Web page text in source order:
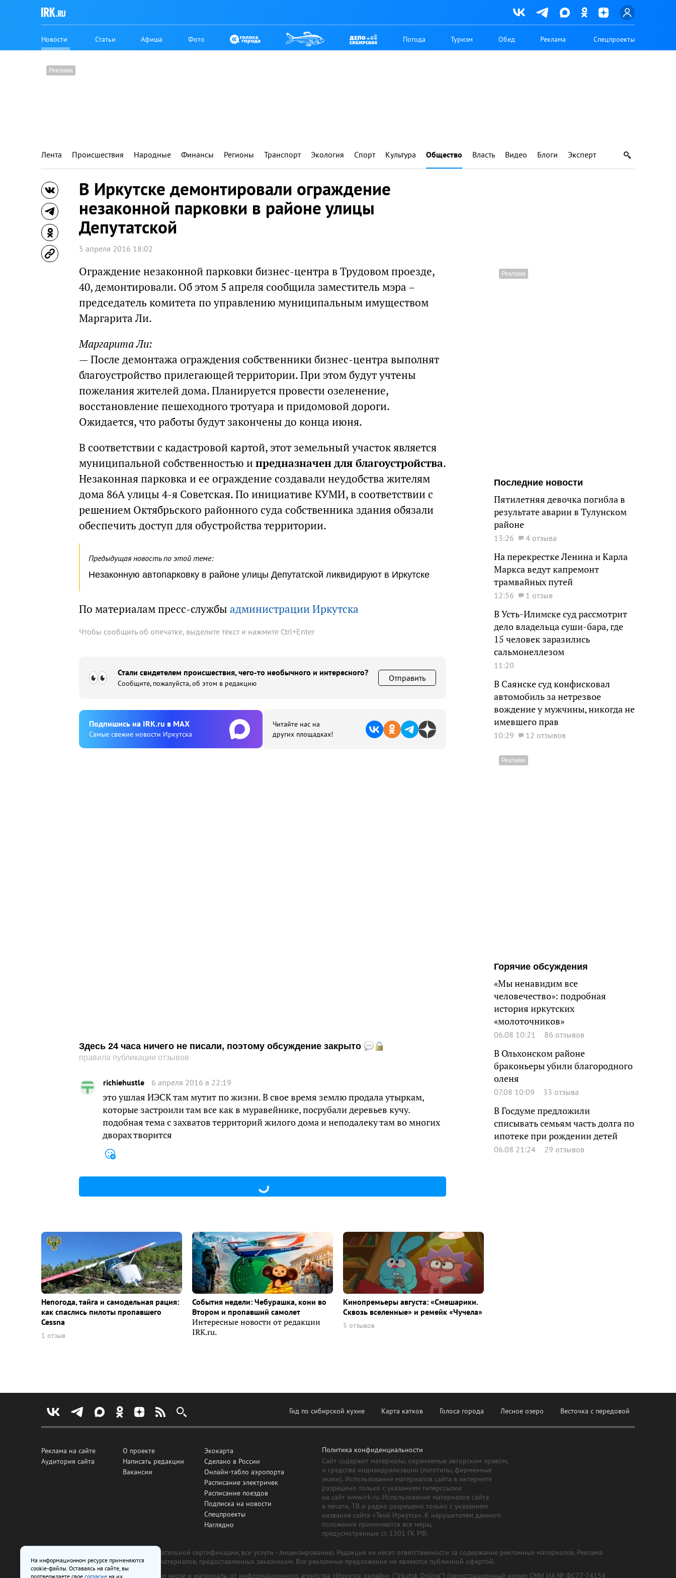
Новости Статьи Афиша Фото Погода Туризм Обед Реклама Спецпроекты
Лента Происшествия Народные Финансы Регионы Транспорт Экология Спорт Культура Общество Власть Видео Блоги Эксперт
В Иркутске демонтировали ограждение
незаконной парковки в районе улицы
Депутатской
5 апреля 2016 18:02
Ограждение незаконной парковки бизнес-центра в Трудовом проезде,
40, демонтировали. Об этом 5 апреля сообщила заместитель мэра –
председатель комитета по управлению муниципальным имуществом
Маргарита Ли.
Маргарита Ли:
— После демонтажа ограждения собственники бизнес-центра выполнят
благоустройство прилегающей территории. При этом будут учтены
пожелания жителей дома. Планируется провести озеленение,
восстановление пешеходного тротуара и придомовой дороги.
Ожидается, что работы будут закончены до конца июня.
В соответствии с кадастровой картой, этот земельный участок является
муниципальной собственностью и предназначен для благоустройства.
Незаконная парковка и ее ограждение создавали неудобства жителям
дома 86А улицы 4-я Советская. По инициативе КУМИ, в соответствии с
решением Октябрьского районного суда собственника здания обязали
обеспечить доступ для обустройства территории.
Предыдущая новость по этой теме:
Незаконную автопарковку в районе улицы Депутатской ликвидируют в Иркутске
По материалам пресс-службы администрации Иркутска
Чтобы сообщить об опечатке, выделите текст и нажмите Ctrl+Enter
Стали свидетелем происшествия, чего-то необычного и интересного?
Сообщите, пожалуйста, об этом в редакцию
Отправить
Подпишиcь на IRK.ru в MAX
Cамые свежие новости Иркутска
Читайте нас на
других площадках!
Здесь 24 часа ничего не писали, поэтому обсуждение закрыто
правила публикации отзывов
richiehustle 6 апреля 2016 в 22:19
это ушлая ИЭСК там мутит по жизни. В свое время землю продала утыркам,
которые застроили там все как в муравейнике, посрубали деревьев кучу.
подобная тема с захватов территорий жилого дома и неподалеку там во многих
дворах творится
Последние новости
Пятилетняя девочка погибла в
результате аварии в Тулунском
районе
13:26 4 отзыва
На перекрестке Ленина и Карла
Маркса ведут капремонт
трамвайных путей
12:56 1 отзыв
В Усть-Илимске суд рассмотрит
дело владельца суши-бара, где
15 человек заразились
сальмонеллезом
11:20
В Саянске суд конфисковал
автомобиль за нетрезвое
вождение у мужчины, никогда не
имевшего прав
10:29 12 отзывов
Горячие обсуждения
«Мы ненавидим все
человечество»: подробная
история иркутских
«молоточников»
06.08 10:21 86 отзывов
В Ольхонском районе
браконьеры убили благородного
оленя
07.08 10:09 33 отзыва
В Госдуме предложили
списывать семьям часть долга по
ипотеке при рождении детей
06.08 21:24 29 отзывов
Непогода, тайга и самодельная рация:
как спаслись пилоты пропавшего
Cessna
1 отзыв
События недели: Чебурашка, кони во
Втором и пропавший самолет
Интересные новости от редакции
IRK.ru.
Кинопремьеры августа: «Смешарики.
Сквозь вселенные» и ремейк «Чучела»
5 отзывов
Гид по сибирской кухне Карта катков Голоса города Лесное озеро Весточка с передовой
Реклама на сайте
Аудитория сайта
О проекте
Написать редакции
Вакансии
Экокарта
Сделано в России
Онлайн-табло аэропорта
Расписание электричек
Расписание поездов
Подписка на новости
Спецпроекты
Наглядно
Политика конфиденциальности
Сайт содержит материалы, охраняемые авторским правом,
и средства индивидуализации (логотипы, фирменные
знаки). Использование материалов сайта в интернете
разрешено только с указанием гиперссылки
на сайт www.irk.ru. Использование материалов сайта
в печати, ТВ и радио разрешено только с указанием
названия сайта «Твой Иркутск». К нарушителям данного
положения применяются все меры,
предусмотренные ст. 1301 ГК РФ.
Все рекламные товары подлежат обязательной сертификации, все услуги - лицензированию. Редакция не несет ответственности за содержание рекламных материалов. Реклама
изготовлена и размещена на основе материалов, предоставленных заказчиком. Все рекламные предложения не являются публичной офертой.
На сайте www.irk.ru размещаются в том числе и материалы от информационного агентства «Иркутск онлайн» ("Irkutsk Online") (регистрационный номер СМИ ИА № ФС77-74154
На информационном ресурсе применяются
cookie-файлы. Оставаясь на сайте, вы
подтверждаете свое согласие на их